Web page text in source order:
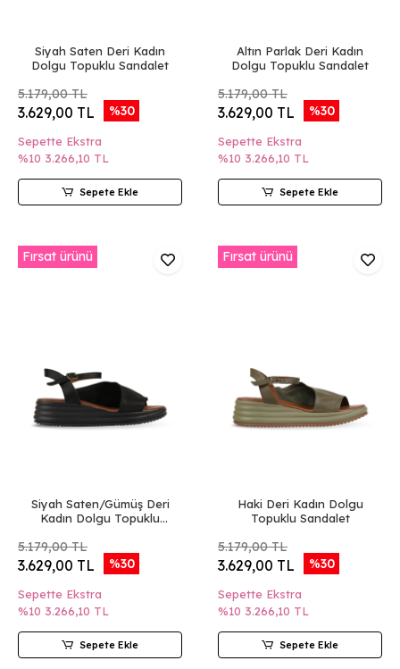
Siyah Saten Deri Kadın
Dolgu Topuklu Sandalet
5.179,00 TL
3.629,00 TL %30
Sepette Ekstra
%10 3.266,10 TL
Sepete Ekle
Altın Parlak Deri Kadın
Dolgu Topuklu Sandalet
5.179,00 TL
3.629,00 TL %30
Sepette Ekstra
%10 3.266,10 TL
Sepete Ekle
Fırsat ürünü
Siyah Saten/Gümüş Deri
Kadın Dolgu Topuklu
5.179,00 TL
3.629,00 TL %30
Sepette Ekstra
%10 3.266,10 TL
Sepete Ekle
Fırsat ürünü
Haki Deri Kadın Dolgu
Topuklu Sandalet
5.179,00 TL
3.629,00 TL %30
Sepette Ekstra
%10 3.266,10 TL
Sepete Ekle